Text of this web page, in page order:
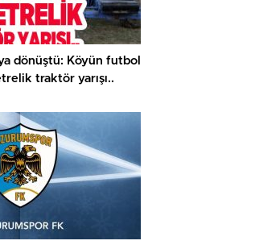
dönüştü: Köyün futbol
traktör yarışı..